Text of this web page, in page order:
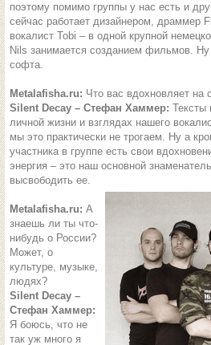
поэтому помимо группы у нас есть и
сейчас работает дизайнером, драммер
вокалист Tobi – в одной крупной
Nils занимается созданием фильмов.
софта.
Metalafisha.ru: Что вас вдохновляет на
Silent Decay – Стефан Хаммер: Тексты
личной жизни и взглядах нашего
мы это практически не трогаем. Ну а
участника в группе есть свои
энергия – это наш основной
высвободить ее.
Metalafisha.ru: А
знаешь ли ты что-
нибудь о России?
Может, о
культуре, музыке,
людях?
Silent Decay –
Стефан Хаммер:
Я боюсь, что не
так уж много я